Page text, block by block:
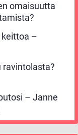
omaisuutta
–
ravintolasta?
– Janne